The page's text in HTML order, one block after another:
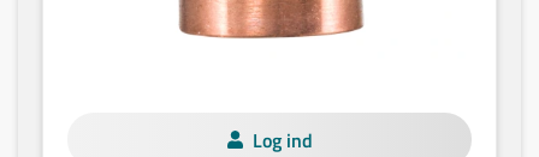
Log ind